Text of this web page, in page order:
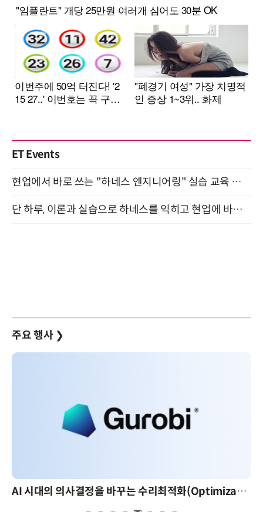
ET Events
현업에서 바로 쓰는 "하네스 엔지니어링" 실습 교육 워크숍 8월 20일 개최
단 하루, 이론과 실습으로 하네스를 익히고 현업에 바로 쓰는 핸즈온 워크숍 (8/20)
주요 행사 ❯
AI 시대의 의사결정을 바꾸는 수리최적화(Optimization): 실제 산업 적용 사례와 활용 전략